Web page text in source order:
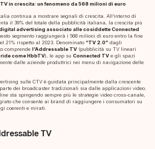
in crescita: un fenomeno da 568 milioni di euro
continua a mostrare segnali di crescita. All’interno di
il 39% del totale della pubblicità italiana, la crescita più
advertising associato alle cosiddette Connected
segmento raggiungerà i 568 milioni di euro entro la fine
21% rispetto al 2023. Denominato “TV 2.0” dagli
comprendel’Addressable TV (pubblicità su TV lineari
come HbbTV), le app suConnected TV e gli spazi
dalle aziende produttrici nei menu di navigazione delle
sulle CTV è guidata principalmente dalla crescente
dei broadcaster tradizionali sia dalle applicazioni video.
sta spingendo sempre più le strategie video cross-canale,
che consente ai brand di raggiungere i consumatori su
coerenti e mirati.
TV